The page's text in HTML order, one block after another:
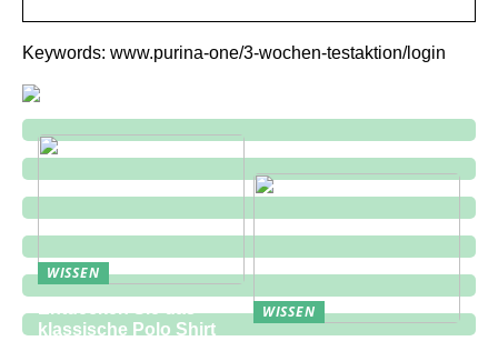
Keywords: www.purina-one/3-wochen-testaktion/login
WISSEN
klassische Polo Shirt
WISSEN